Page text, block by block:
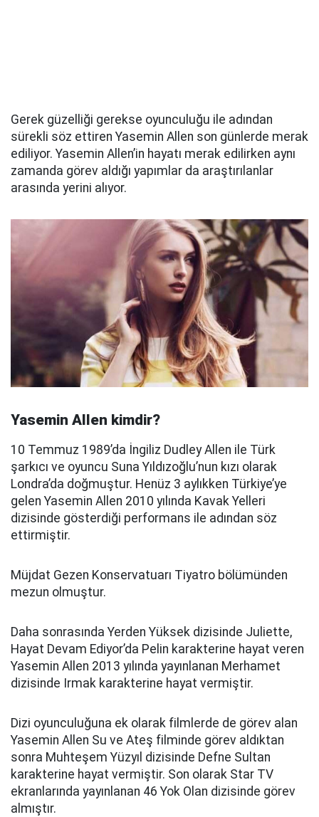
Gerek güzelliği gerekse oyunculuğu ile adından
sürekli söz ettiren Yasemin Allen son günlerde merak
ediliyor. Yasemin Allen’in hayatı merak edilirken aynı
zamanda görev aldığı yapımlar da araştırılanlar
arasında yerini alıyor.
Yasemin Allen kimdir?
10 Temmuz 1989’da İngiliz Dudley Allen ile Türk
şarkıcı ve oyuncu Suna Yıldızoğlu’nun kızı olarak
Londra’da doğmuştur. Henüz 3 aylıkken Türkiye’ye
gelen Yasemin Allen 2010 yılında Kavak Yelleri
dizisinde gösterdiği performans ile adından söz
ettirmiştir.
Müjdat Gezen Konservatuarı Tiyatro bölümünden
mezun olmuştur.
Daha sonrasında Yerden Yüksek dizisinde Juliette,
Hayat Devam Ediyor’da Pelin karakterine hayat veren
Yasemin Allen 2013 yılında yayınlanan Merhamet
dizisinde Irmak karakterine hayat vermiştir.
Dizi oyunculuğuna ek olarak filmlerde de görev alan
Yasemin Allen Su ve Ateş filminde görev aldıktan
sonra Muhteşem Yüzyıl dizisinde Defne Sultan
karakterine hayat vermiştir. Son olarak Star TV
ekranlarında yayınlanan 46 Yok Olan dizisinde görev
almıştır.